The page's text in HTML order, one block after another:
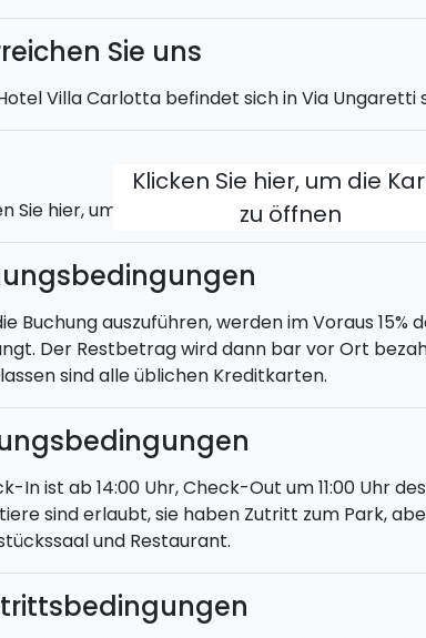
Sie uns
Villa Carlotta befindet sich in Via Ungaretti
Klicken Sie hier, um die
zu öffnen
Buchung auszuführen, werden im Voraus 15%
Der Restbetrag wird dann bar vor Ort
sind alle üblichen Kreditkarten.
In ist ab 14:00 Uhr, Check-Out um 11:00 Uhr
sind erlaubt, sie haben Zutritt zum Park,
und Restaurant.